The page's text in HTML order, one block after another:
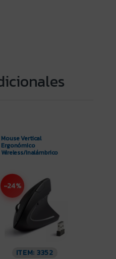
Mouse Vertical
Ergonómico
Wireless/Inalámbrico
-24%
ITEM: 3352